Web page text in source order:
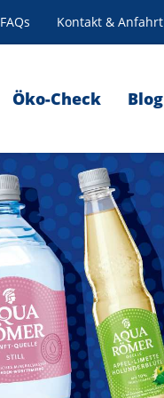
FAQs Kontakt & Anfahrt
Öko-Check Blog